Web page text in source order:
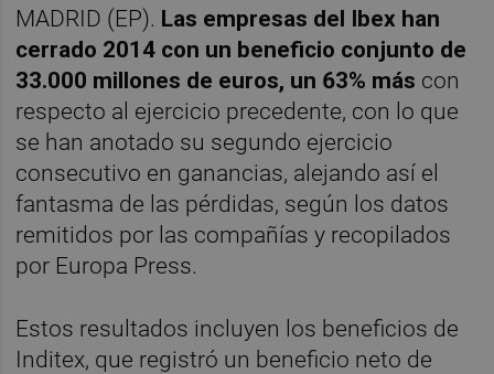
MADRID (EP). Las empresas del Ibex han
cerrado 2014 con un beneficio conjunto de
33.000 millones de euros, un 63% más con
respecto al ejercicio precedente, con lo que
se han anotado su segundo ejercicio
consecutivo en ganancias, alejando así el
fantasma de las pérdidas, según los datos
remitidos por las compañías y recopilados
por Europa Press.
Estos resultados incluyen los beneficios de
Inditex, que registró un beneficio neto de